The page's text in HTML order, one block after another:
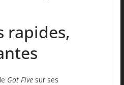
rapides,
Got Fivesur ses